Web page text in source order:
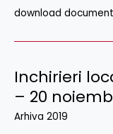
download document
Inchirieri
– 20
Arhiva 2019